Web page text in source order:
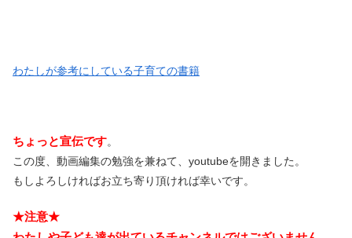
わたしが参考にしている子育ての書籍
ちょっと宣伝です。
この度、動画編集の勉強を兼ねて、youtubeを開きました。
もしよろしければお立ち寄り頂ければ幸いです。
★注意★